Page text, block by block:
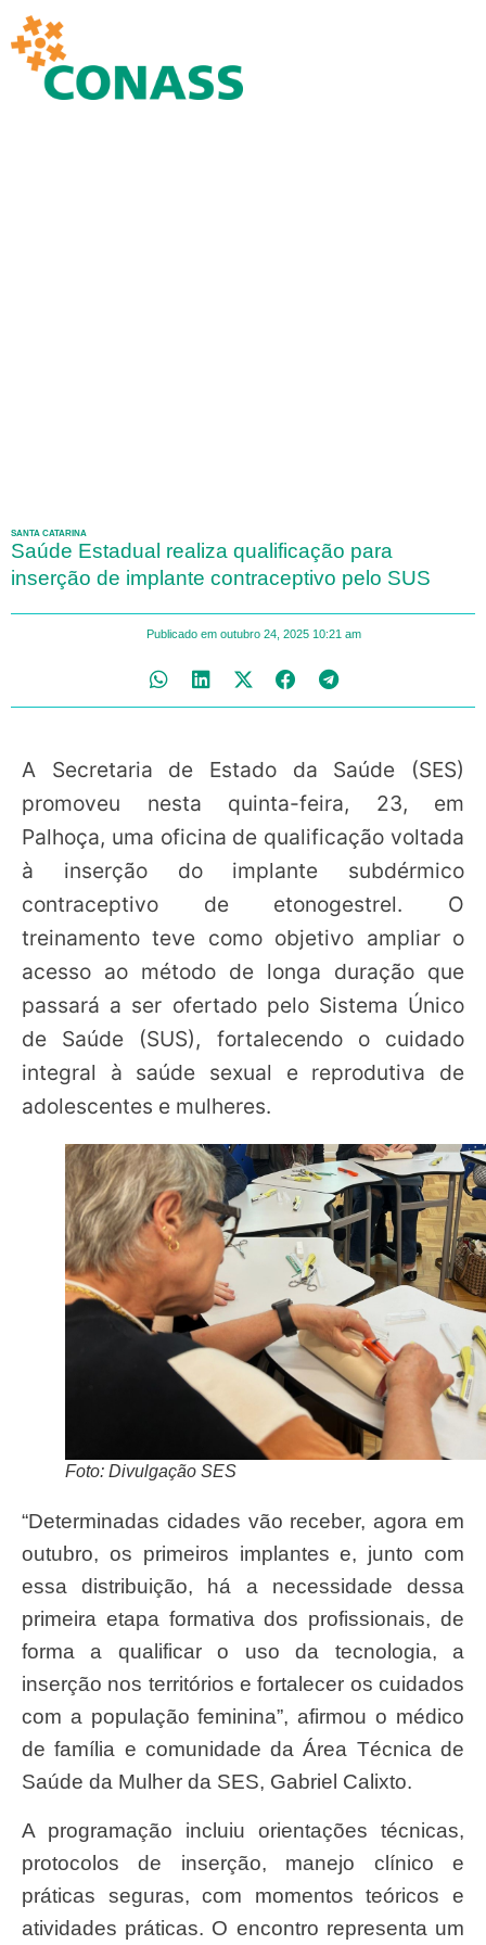
SANTA CATARINA
Saúde Estadual realiza qualificação para
inserção de implante contraceptivo pelo SUS
Publicado em outubro 24, 2025 10:21 am
A Secretaria de Estado da Saúde (SES)
promoveu nesta quinta-feira, 23, em
Palhoça, uma oficina de qualificação voltada
à inserção do implante subdérmico
contraceptivo de etonogestrel. O
treinamento teve como objetivo ampliar o
acesso ao método de longa duração que
passará a ser ofertado pelo Sistema Único
de Saúde (SUS), fortalecendo o cuidado
integral à saúde sexual e reprodutiva de
adolescentes e mulheres.
Foto: Divulgação SES
“Determinadas cidades vão receber, agora em
outubro, os primeiros implantes e, junto com
essa distribuição, há a necessidade dessa
primeira etapa formativa dos profissionais, de
forma a qualificar o uso da tecnologia, a
inserção nos territórios e fortalecer os cuidados
com a população feminina”, afirmou o médico
de família e comunidade da Área Técnica de
Saúde da Mulher da SES, Gabriel Calixto.
A programação incluiu orientações técnicas,
protocolos de inserção, manejo clínico e
práticas seguras, com momentos teóricos e
atividades práticas. O encontro representa um